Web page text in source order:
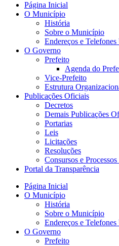
Página Inicial
O Município
História
Sobre o Município
Endereços e Telefones
O Governo
Prefeito
Agenda do
Vice-Prefeito
Estrutura
Publicações Oficiais
Decretos
Demais Publicações
Portarias
Leis
Licitações
Resoluções
Consursos e
Portal da Transparência
Página Inicial
O Município
História
Sobre o Município
Endereços e Telefones
O Governo
Prefeito